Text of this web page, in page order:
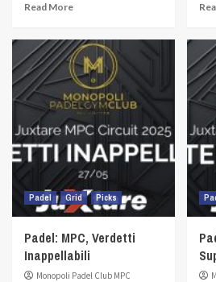
Read More
Padel Grid Picks
Padel: MPC, Verdetti
Inappellabili
Monopoli Padel Club MPC